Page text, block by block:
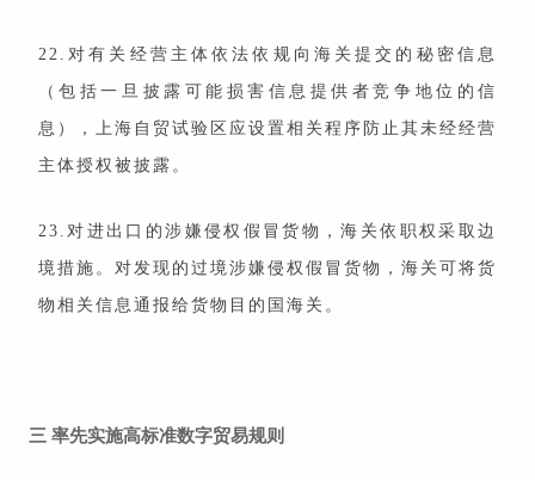
22.对有关经营主体依法依规向海关提交的秘密信息
（包括一旦披露可能损害信息提供者竞争地位的信
息），上海自贸试验区应设置相关程序防止其未经经营
主体授权被披露。
23.对进出口的涉嫌侵权假冒货物，海关依职权采取边
境措施。对发现的过境涉嫌侵权假冒货物，海关可将货
物相关信息通报给货物目的国海关。
三 率先实施高标准数字贸易规则